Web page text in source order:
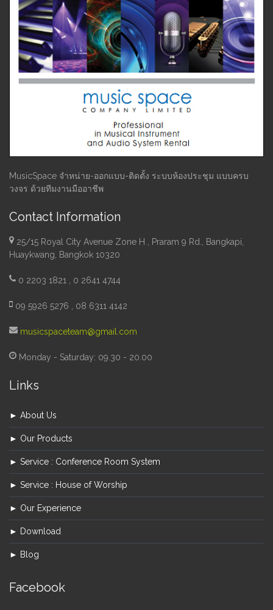
MusicSpace จำหน่าย-ออกแบบ-ติดตั้ง ระบบห้องประชุม แบบครบ
วงจร ด้วยทีมงานมืออาชีพ
Contact Information
25/15 Royal City Avenue Zone H , Praram 9 Rd., Bangkapi,
Huaykwang, Bangkok 10320
0 2203 1821 , 0 2641 4744
09 5926 5276 , 08 6311 4142
musicspaceteam@gmail.com
Monday - Saturday: 09.30 - 20.00
Links
► About Us
► Our Products
► Service : Conference Room System
► Service : House of Worship
► Our Experience
► Download
► Blog
Facebook